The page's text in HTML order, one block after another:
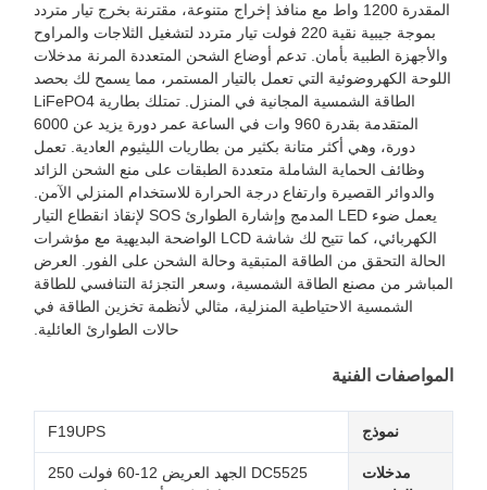
المقدرة 1200 واط مع منافذ إخراج متنوعة، مقترنة بخرج تيار متردد
بموجة جيبية نقية 220 فولت تيار متردد لتشغيل الثلاجات والمراوح
والأجهزة الطبية بأمان. تدعم أوضاع الشحن المتعددة المرنة مدخلات
اللوحة الكهروضوئية التي تعمل بالتيار المستمر، مما يسمح لك بحصد
الطاقة الشمسية المجانية في المنزل. تمتلك بطارية LiFePO4
المتقدمة بقدرة 960 وات في الساعة عمر دورة يزيد عن 6000
دورة، وهي أكثر متانة بكثير من بطاريات الليثيوم العادية. تعمل
وظائف الحماية الشاملة متعددة الطبقات على منع الشحن الزائد
والدوائر القصيرة وارتفاع درجة الحرارة للاستخدام المنزلي الآمن.
يعمل ضوء LED المدمج وإشارة الطوارئ SOS لإنقاذ انقطاع التيار
الكهربائي، كما تتيح لك شاشة LCD الواضحة البديهية مع مؤشرات
الحالة التحقق من الطاقة المتبقية وحالة الشحن على الفور. العرض
المباشر من مصنع الطاقة الشمسية، وسعر التجزئة التنافسي للطاقة
الشمسية الاحتياطية المنزلية، مثالي لأنظمة تخزين الطاقة في
حالات الطوارئ العائلية.
المواصفات الفنية
نموذج F19UPS
مدخلات
DC5525 الجهد العريض 12-60 فولت 250